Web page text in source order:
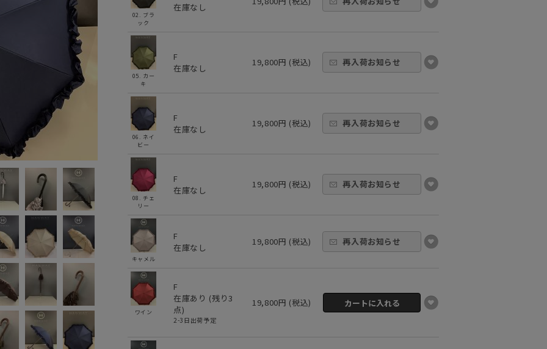
02. ブラ
ック
在庫なし
05. カー
キ
F
在庫なし
19,800円 (税込) 再入荷お知らせ
06. ネイ
ビー
F
在庫なし
19,800円 (税込) 再入荷お知らせ
08. チェ
リー
F
在庫なし
19,800円 (税込) 再入荷お知らせ
キャメル
F
在庫なし
19,800円 (税込) 再入荷お知らせ
ワイン
F
在庫あり (残り3
点)
2-3日出荷予定
19,800円 (税込)